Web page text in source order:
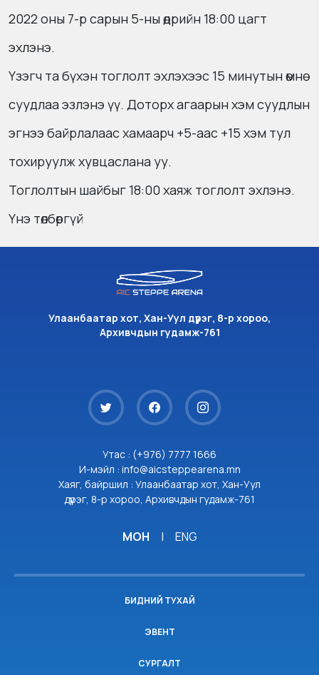
2022 оны 7-р сарын 5-ны өдрийн 18:00 цагт
эхлэнэ.
Үзэгч та бүхэн тоглолт эхлэхээс 15 минутын өмнө
суудлаа эзлэнэ үү. Доторх агаарын хэм суудлын
эгнээ байрлалаас хамаарч +5-аас +15 хэм тул
тохируулж хувцаслана уу.
Тоглолтын шайбыг 18:00 хаяж тоглолт эхлэнэ.
Үнэ төлбөргүй
Улаанбаатар хот, Хан-Уул дүүрэг, 8-р хороо,
Архивчдын гудамж-761
Утас : (+976) 7777 1666
И-мэйл : info@aicsteppearena.mn
Хаяг, байршил : Улаанбаатар хот, Хан-Уул
дүүрэг, 8-р хороо, Архивчдын гудамж-761
МОН | ENG
БИДНИЙ ТУХАЙ
ЭВЕНТ
СУРГАЛТ